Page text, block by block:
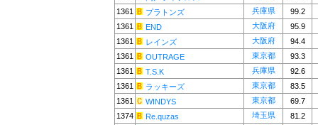
1361
プラトンズ 兵庫県
99.2
1361
END 大阪府
95.9
1361
レインズ 大阪府
94.4
1361
OUTRAGE 東京都
93.3
1361
T.S.K 兵庫県
92.6
1361
ラッキーズ 東京都
83.5
1361
WINDYS 東京都
69.7
1374
Re.quzas 埼玉県
81.2